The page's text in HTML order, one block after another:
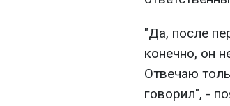
"Да, после
конечно, он
Отвечаю
говорил", -